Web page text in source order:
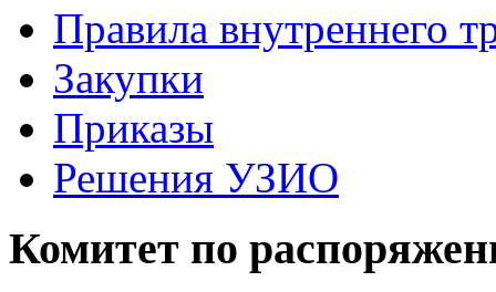
Правила внутреннего
Закупки
Приказы
Решения УЗИО
Комитет по